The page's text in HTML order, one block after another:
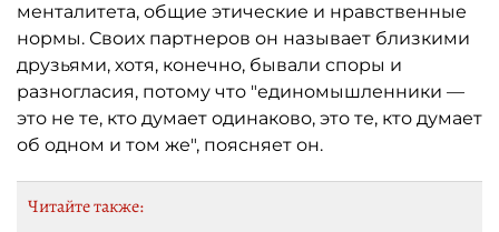
менталитета, общие этические и нравственные
нормы. Своих партнеров он называет близкими
друзьями, хотя, конечно, бывали споры и
разногласия, потому что "единомышленники —
это не те, кто думает одинаково, это те, кто думает
об одном и том же", поясняет он.
Читайте также: